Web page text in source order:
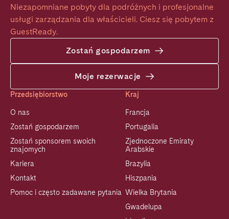
Niezapomniane pobyty dla podróżnych i profesjonalne
usługi zarządzania dla właścicieli. Ciesz się pobytem z
GuestReady.
Zostań gospodarzem
Moje rezerwacje
Przedsiębiorstwo
O nas
Zostań gospodarzem
Zostań sponsorem swoich
znajomych
Kariera
Kontakt
Pomoc i często zadawane pytania
Kraj
Francja
Portugalia
Zjednoczone Emiraty
Arabskie
Brazylia
Hiszpania
Wielka Brytania
Gwadelupa